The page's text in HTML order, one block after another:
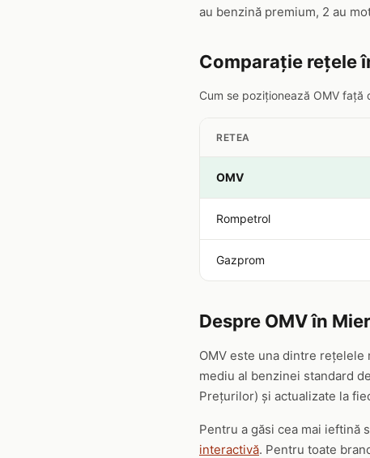
au benzină premium, 2 au
Comparație rețele
Cum se poziționează OMV față
RETEA
OMV
Rompetrol
Gazprom
Despre OMV în
OMV este una dintre
mediu al benzinei standard
Prețurilor) și actualizate la
Pentru a găsi cea mai ieftină
interactivă. Pentru toate